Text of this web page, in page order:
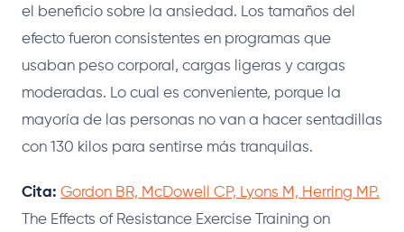
el beneficio sobre la ansiedad. Los tamaños del
efecto fueron consistentes en programas que
usaban peso corporal, cargas ligeras y cargas
moderadas. Lo cual es conveniente, porque la
mayoría de las personas no van a hacer sentadillas
con 130 kilos para sentirse más tranquilas.
Cita: Gordon BR, McDowell CP, Lyons M, Herring MP.
The Effects of Resistance Exercise Training on